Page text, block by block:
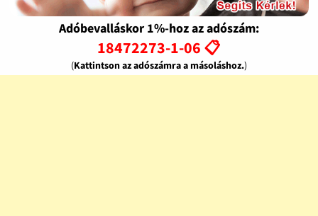
Adóbevalláskor 1%-hoz az adószám:
18472273-1-06 📋
(Kattintson az adószámra a másoláshoz.)